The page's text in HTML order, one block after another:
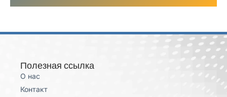
Полезная ссылка
О нас
Контакт